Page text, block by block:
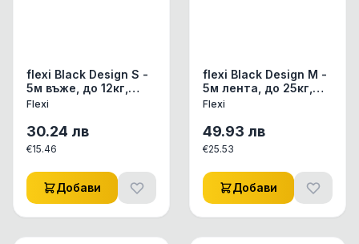
flexi Black Design S -
5м въже, до 12кг,
светло синьо
Flexi
30.24 лв
€15.46
Добави
flexi Black Design М -
5м лента, до 25кг,
зелено
Flexi
49.93 лв
€25.53
Добави